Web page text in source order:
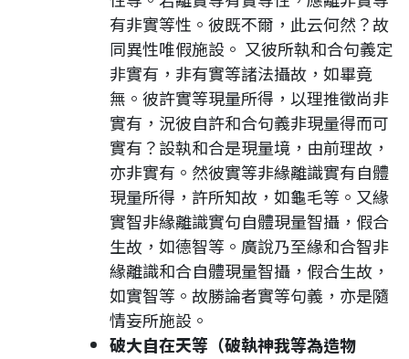
有非實等性。彼既不爾，此云何然？故
同異性唯假施設。 又彼所執和合句義定
非實有，非有實等諸法攝故，如畢竟
無。彼許實等現量所得，以理推徵尚非
實有，況彼自許和合句義非現量得而可
實有？設執和合是現量境，由前理故，
亦非實有。然彼實等非緣離識實有自體
現量所得，許所知故，如龜毛等。又緣
實智非緣離識實句自體現量智攝，假合
生故，如德智等。廣說乃至緣和合智非
緣離識和合自體現量智攝，假合生故，
如實智等。故勝論者實等句義，亦是隨
情妄所施設。
破大自在天等（破執神我等為造物